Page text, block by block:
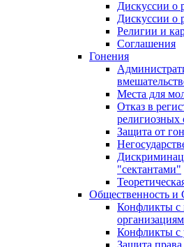
Дискуссии о
Дискуссии о
Религии и
Соглашения
Гонения
Места для
Отказ в
религиозных
Защита от
"сектантами"
Общественность
Конфликты с
Конфликты с